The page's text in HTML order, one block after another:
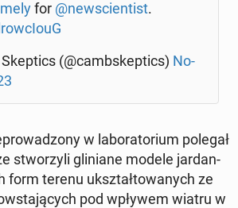
for @new­scien­tist.
(@camb­skep­tics) No­
w la­bo­ra­to­rium polegał
stwo­rzy­li gli­nia­ne modele jar­dan­
form terenu ukształ­to­wa­nych ze
pod wpływem wiatru w